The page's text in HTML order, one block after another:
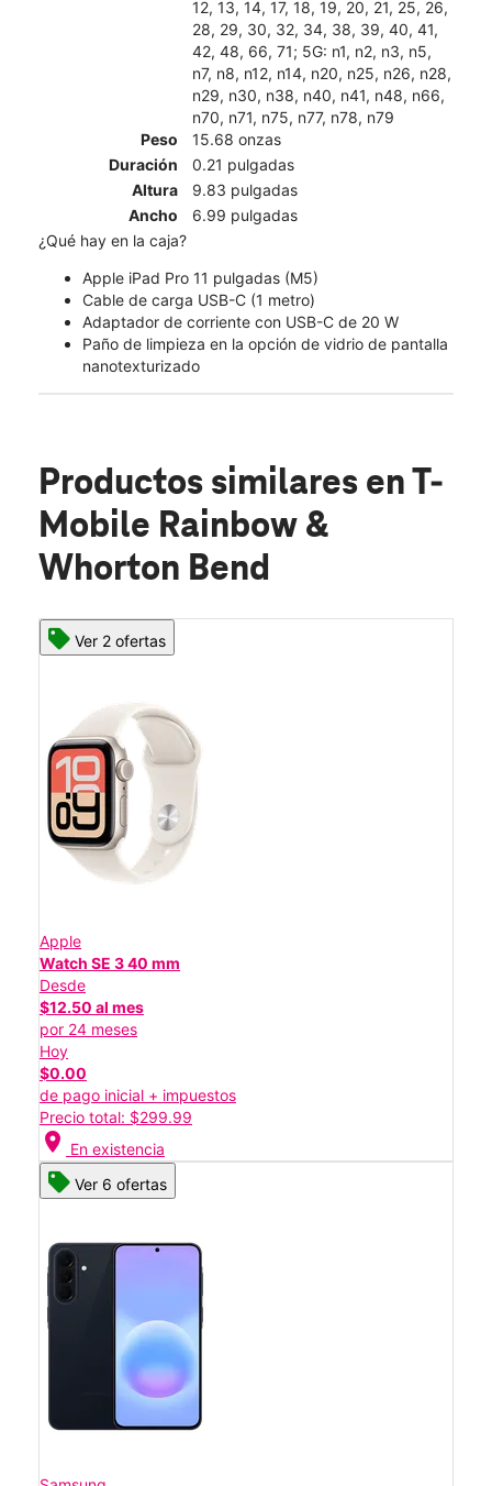
12, 13, 14, 17, 18, 19, 20, 21, 25, 26,
28, 29, 30, 32, 34, 38, 39, 40, 41,
42, 48, 66, 71; 5G: n1, n2, n3, n5,
n7, n8, n12, n14, n20, n25, n26, n28,
n29, n30, n38, n40, n41, n48, n66,
n70, n71, n75, n77, n78, n79
Peso
15.68 onzas
Duración
0.21 pulgadas
Altura
9.83 pulgadas
Ancho
6.99 pulgadas
¿Qué hay en la caja?
Apple iPad Pro 11 pulgadas (M5)
Cable de carga USB-C (1 metro)
Adaptador de corriente con USB-C de 20 W
Paño de limpieza en la opción de vidrio de pantalla
nanotexturizado
Productos similares en T-
Mobile Rainbow &
Whorton Bend
Ver 2 ofertas
Apple
Watch SE 3 40 mm
Desde
$12.50 al mes
por 24 meses
Hoy
$0.00
de pago inicial + impuestos
Precio total: $299.99
location_on En existencia
Ver 6 ofertas